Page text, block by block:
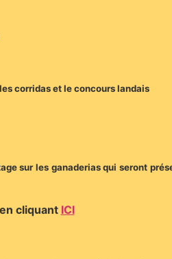
corridas et le concours landais
sur les ganaderias qui seront
cliquant ICI